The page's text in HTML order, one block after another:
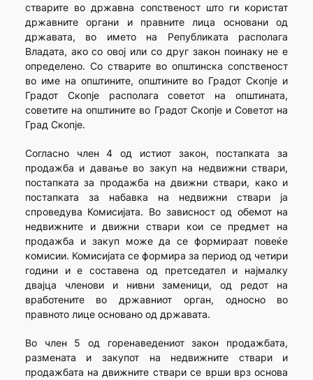
стварите во државна сопственост што ги користат
државните органи и правните лица основани од
државата, во името на Републиката располага
Владата, ако со овој или со друг закон поинаку не е
определено. Со стварите во општинска сопственост
во име на општините, општините во Градот Скопје и
Градот Скопје располага советот на општината,
советите на општините во Градот Скопје и Советот на
Град Скопје.
Согласно член 4 од истиот закон, постапката за
продажба и давање во закуп на недвижни ствари,
постапката за продажба на движни ствари, како и
постапката за набавка на недвижни ствари ја
спроведува Комисијата. Во зависност од обемот на
недвижните и движни ствари кои се предмет на
продажба и закуп може да се формираат повеќе
комисии. Комисиjата се формира за период од четири
години и е составена од претседател и најмалку
двајца членови и нивни заменици, од редот на
вработените во државниот орган, односно во
правното лице основано од државата.
Во член 5 од горенаведениот закон продажбата,
размената и закупот на недвижните ствари и
продажбата на движните ствари се врши врз основа